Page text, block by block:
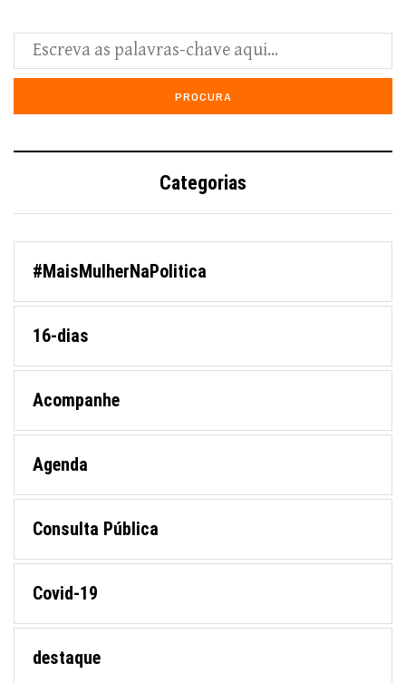
Categorias
#MaisMulherNaPolitica
16-dias
Acompanhe
Agenda
Consulta Pública
Covid-19
destaque